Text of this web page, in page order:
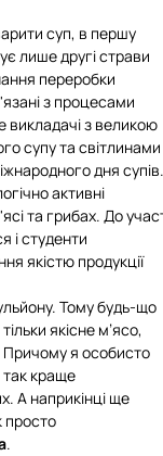
суп, в першу
лише другі страви
переробки
з процесами
з великою
супу та світлинами
дня супів.
активні
та грибах. До
і студенти
якістю продукції
Тому будь-що
якісне м’ясо,
Причому я особисто
краще
А наприкінці ще
просто
.